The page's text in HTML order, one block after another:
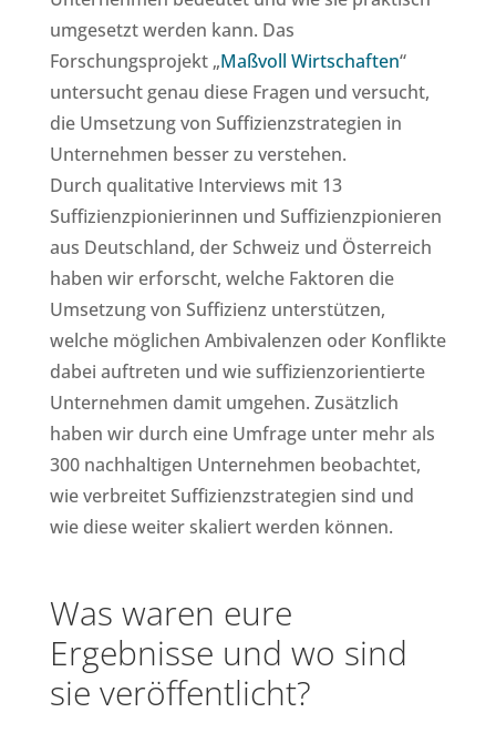
umgesetzt werden kann. Das
Forschungsprojekt „Maßvoll Wirtschaften“
untersucht genau diese Fragen und versucht,
die Umsetzung von Suffizienzstrategien in
Unternehmen besser zu verstehen.
Durch qualitative Interviews mit 13
Suffizienzpionierinnen und Suffizienzpionieren
aus Deutschland, der Schweiz und Österreich
haben wir erforscht, welche Faktoren die
Umsetzung von Suffizienz unterstützen,
welche möglichen Ambivalenzen oder Konflikte
dabei auftreten und wie suffizienzorientierte
Unternehmen damit umgehen. Zusätzlich
haben wir durch eine Umfrage unter mehr als
300 nachhaltigen Unternehmen beobachtet,
wie verbreitet Suffizienzstrategien sind und
wie diese weiter skaliert werden können.
Was waren eure
Ergebnisse und wo sind
sie veröffentlicht?